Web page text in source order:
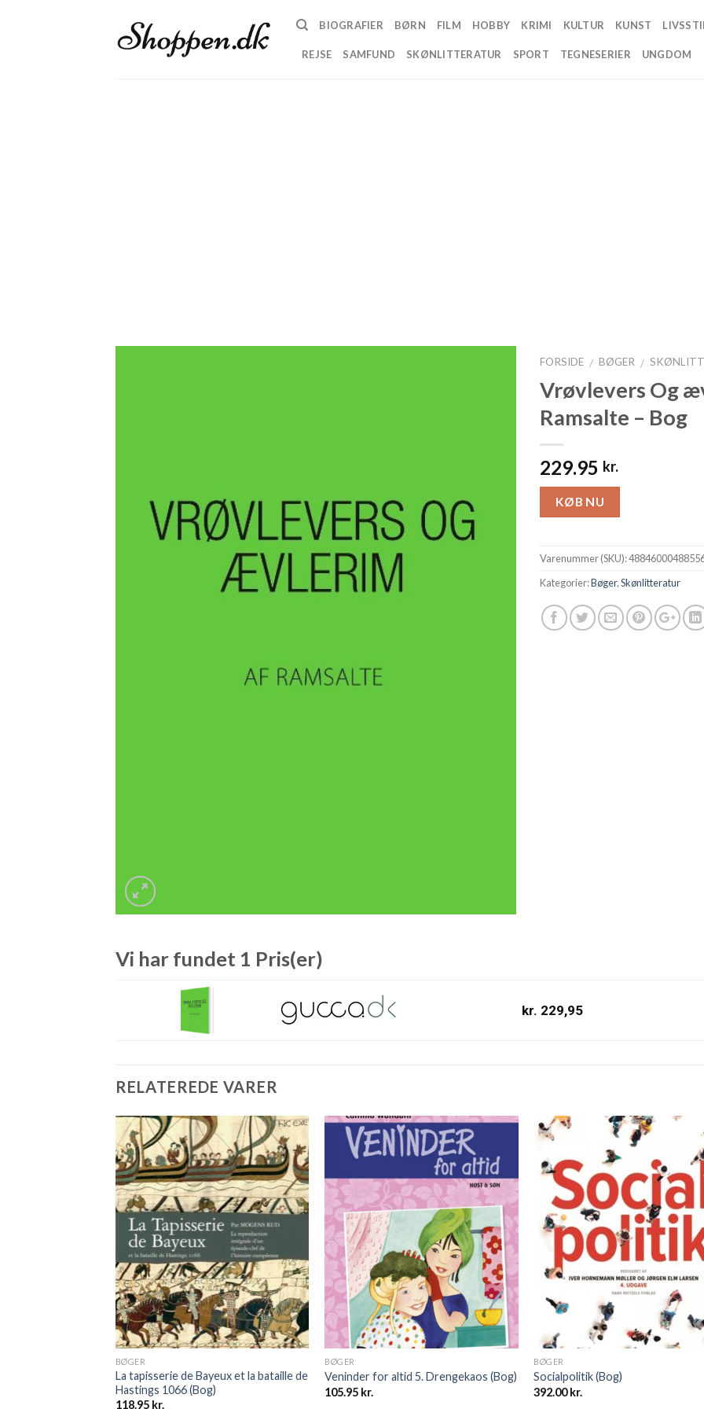
BIOGRAFIER BØRN FILM HOBBY KRIMI KULTUR KUNST
REJSE SAMFUND SKØNLITTERATUR SPORT TEGNESERIER UNGDOM
FORSIDE / BØGER /
Vrøvlevers Og
Ramsalte – Bog
229.95 kr.
KØB NU
Varenummer (SKU):
Kategorier:Bøger,Skønlitteratur
Vi har fundet 1 Pris(er)
kr. 229,95
RELATEREDE VARER
BØGER
La tapisserie de Bayeux et la bataille de
Hastings 1066 (Bog)
118.95 kr.
BØGER
Veninder for altid 5. Drengekaos (Bog)
105.95 kr.
BØGER
Socialpolitik (Bog)
392.00kr.